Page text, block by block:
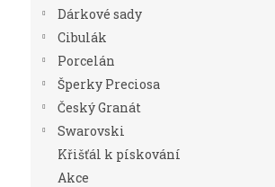
Dárkové sady
Cibulák
Porcelán
Šperky Preciosa
Český Granát
Swarovski
Křišťál k pískování
Akce